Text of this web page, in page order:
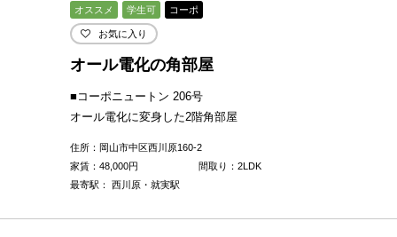
オススメ 学生可 コーポ
お気に入り
オール電化の角部屋
■コーポニュートン 206号
オール電化に変身した2階角部屋
住所：岡山市中区西川原160-2
家賃： 48,000円
間取り：2LDK
最寄駅： 西川原・就実駅